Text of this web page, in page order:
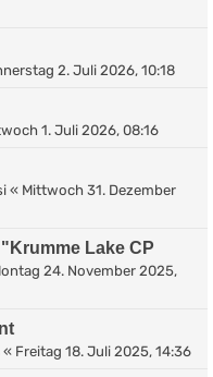
2. Juli 2026, 10:18
1. Juli 2026, 08:16
« Mittwoch 31. Dezember
Lake CP
24. November 2025,
« Freitag 18. Juli 2025, 14:36